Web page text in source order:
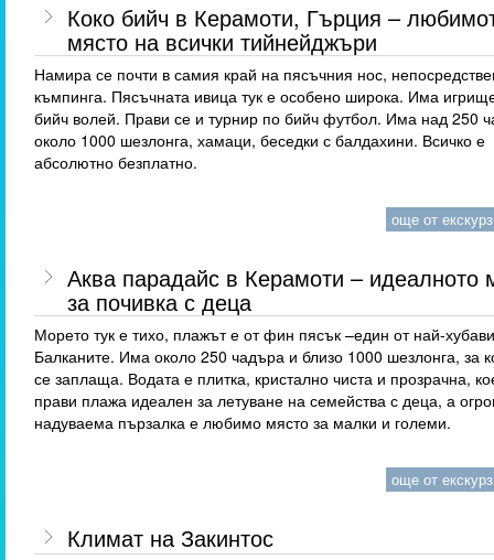
Коко бийч в Керамоти, Гърция –
място на всички тийнейджъри
Намира се почти в самия край на пясъчния нос,
къмпинга. Пясъчната ивица тук е особено широка. Има
бийч волей. Прави се и турнир по бийч футбол. Има над 250
около 1000 шезлонга, хамаци, беседки с балдахини. Всичко е
абсолютно безплатно.
още от
Аква парадайс в Керамоти – идеалното
за почивка с деца
Морето тук е тихо, плажът е от фин пясък –един от най-
Балканите. Има около 250 чадъра и близо 1000 шезлонга, за
се заплаща. Водата е плитка, кристално чиста и прозрачна,
прави плажа идеален за летуване на семейства с деца, а
надуваема пързалка е любимо място за малки и големи.
още от
Климат на Закинтос